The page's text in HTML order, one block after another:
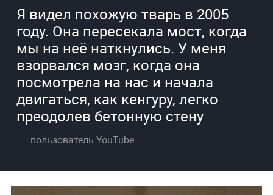
Я видел похожую тварь в 2005
году. Она пересекала мост, когда
мы на неё наткнулись. У меня
взорвался мозг, когда она
посмотрела на нас и начала
двигаться, как кенгуру, легко
преодолев бетонную стену
пользователь YouTube